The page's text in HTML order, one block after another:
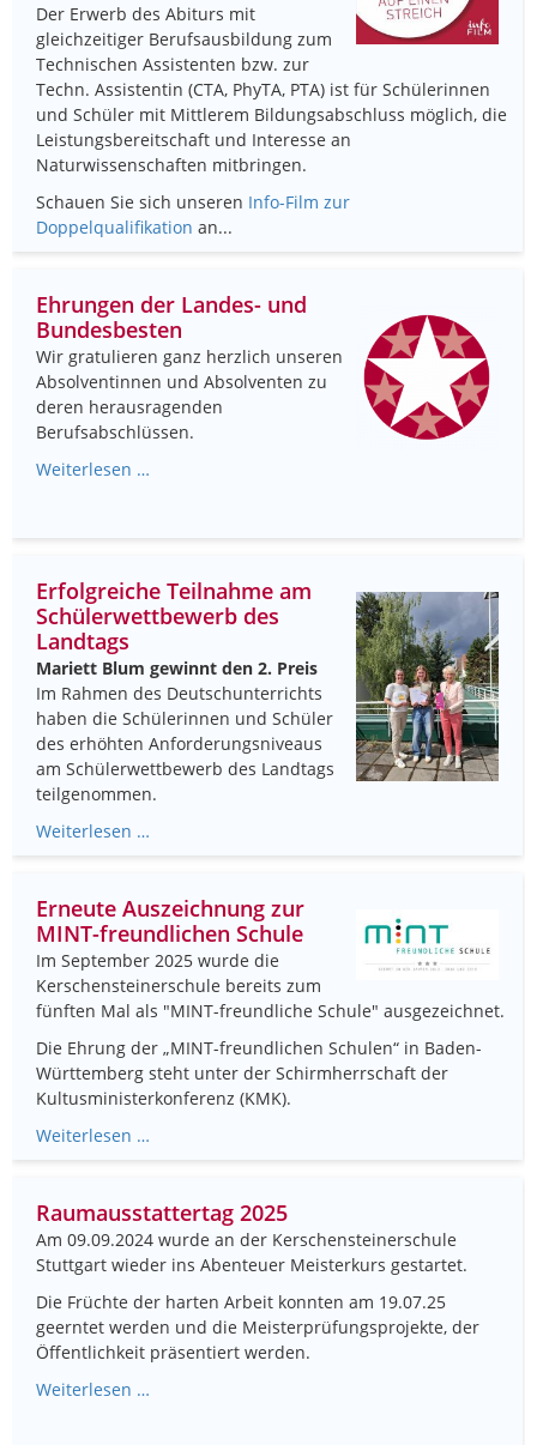
Der Erwerb des Abiturs mit
gleichzeitiger Berufsausbildung zum
Technischen Assistenten bzw. zur
Techn. Assistentin (CTA, PhyTA, PTA) ist für Schülerinnen
und Schüler mit Mittlerem Bildungsabschluss möglich, die
Leistungsbereitschaft und Interesse an
Naturwissenschaften mitbringen.
Schauen Sie sich unseren Info-Film zur
Doppelqualifikation an...
Ehrungen der Landes- und
Bundesbesten
Wir gratulieren ganz herzlich unseren
Absolventinnen und Absolventen zu
deren herausragenden
Berufsabschlüssen.
Weiterlesen …
Erfolgreiche Teilnahme am
Schülerwettbewerb des
Landtags
Mariett Blum gewinnt den 2. Preis
Im Rahmen des Deutschunterrichts
haben die Schülerinnen und Schüler
des erhöhten Anforderungsniveaus
am Schülerwettbewerb des Landtags
teilgenommen.
Weiterlesen …
Erneute Auszeichnung zur
MINT-freundlichen Schule
Im September 2025 wurde die
Kerschensteinerschule bereits zum
fünften Mal als "MINT-freundliche Schule" ausgezeichnet.
Die Ehrung der „MINT-freundlichen Schulen“ in Baden-
Württemberg steht unter der Schirmherrschaft der
Kultusministerkonferenz (KMK).
Weiterlesen …
Raumausstattertag 2025
Am 09.09.2024 wurde an der Kerschensteinerschule
Stuttgart wieder ins Abenteuer Meisterkurs gestartet.
Die Früchte der harten Arbeit konnten am 19.07.25
geerntet werden und die Meisterprüfungsprojekte, der
Öffentlichkeit präsentiert werden.
Weiterlesen …